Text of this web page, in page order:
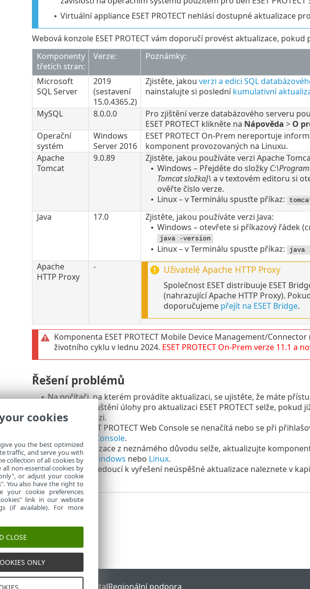
• Virtuální appliance ESET PROTECT nehlásí dostupné aktualizace
Webová konzole ESET PROTECT vám doporučí provést aktualizace,
Komponenty
třetích stran:
Verze: Poznámky:
Microsoft
SQL Server
2019
(sestavení
15.0.4365.2)
Zjistěte, jakou verzi a edici SQL
nainstalujte si posledníkumulativní
MySQL 8.0.0.0
Pro zjištění verze databázového serveru
ESET PROTECT klikněte na Nápověda > O
Operační
systém
Windows
Server 2016
ESET PROTECT On-Prem nereportuje
komponent provozovaných na Linuxu.
Apache
Tomcat
9.0.89 Zjistěte, jakou používáte verzi Apache
• Windows – Přejděte do složky
Tomcatsložka]\ a v textovém editoru si
ověřte číslo verze.
• Linux – v Terminálu spusťte příkaz:
Java 17.0 Zjistěte, jakou používáte verzi Java:
• Windows – otevřete si příkazový řádek
java -version
• Linux – v Terminálu spusťte příkaz: java
Apache
HTTP Proxy
- Uživatelé Apache HTTP Proxy
Společnost ESET distribuuje ESET
(nahrazující Apache HTTP Proxy).
doporučujeme přejít na ESET Bridge.
Komponenta ESET PROTECT Mobile Device Management/
životního cyklu v lednu 2024. ESET PROTECT On-Prem verze 11.1 a
Řešení problémů
• Na počítači, na kterém provádíte aktualizaci, se ujistěte, že máte
Opětovné spuštění úlohy pro aktualizaci ESET PROTECT selže,
na novější verzi.
Pokud se ESET PROTECT Web Console se nenačítá nebo se při
potíží s Web Console.
• Pokud aktualizace z neznámého důvodu selže, aktualizujte
postup pro
Windows nebo Linux.
• Další indicie vedoucí k vyřešení neúspěšné aktualizace naleznete v
Forum ESET Status PortalRegionální podpora
cookies
you the best optimized
traffic, and serve you with
collection of all cookies by
all non-essential cookies by
or adjust your cookie
You also have the right to
your cookie preferences
link in our website
(if available). For more
CLOSE
ONLY